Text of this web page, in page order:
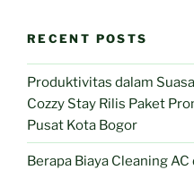
RECENT POSTS
Produktivitas dalam
Cozzy Stay Rilis Paket
Pusat Kota Bogor
Berapa Biaya Cleaning